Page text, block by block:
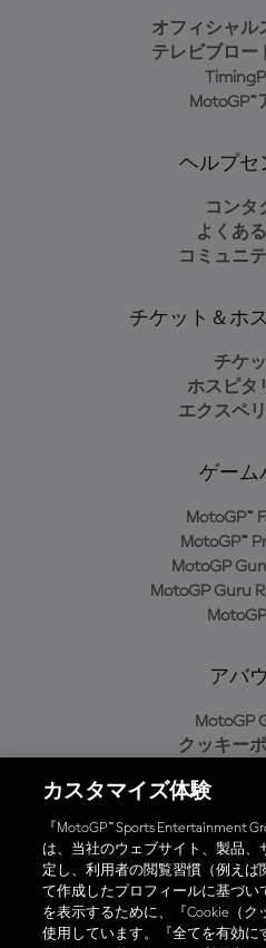
オフィシャル
テレビブロー
MotoGP™
ヘルプセ
コンタ
よくあ
コミュニ
チケット＆ホ
チケ
ホスピタ
エクスペ
ゲーム
MotoGP™
MotoGP™
MotoGP
MotoGP Guru
アバ
MotoGP
クッキー
プライバシー
購入ポ
オフィシャ
カスタマイズ体験
『MotoGP™ Sports Entertainment
は、当社のウェブサイト、製品、
定し、利用者の閲覧習慣（例えば
て作成したプロフィールに基づい
を表示するために、『Cookie（ク
使用しています。『全てを有効に